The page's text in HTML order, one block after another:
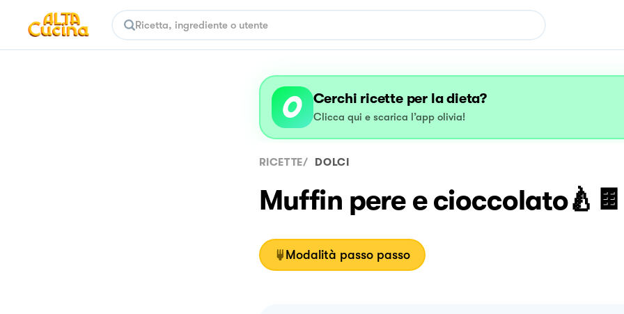
Cerchi ricette per la dieta?
Clicca qui e scarica l’app olivia!
RICETTE/ DOLCI
Muffin pere e cioccolato🍐🍫
Modalità passo passo